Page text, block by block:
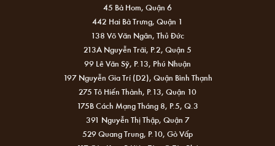
45 Bà Hom, Quận 6
442 Hai Bà Trưng, Quận 1
138 Võ Văn Ngân, Thủ Đức
213A Nguyễn Trãi, P.2, Quận 5
99 Lê Văn Sỹ, P.13, Phú Nhuận
197 Nguyễn Gia Trí (D2), Quận Bình Thạnh
275 Tô Hiến Thành, P.13, Quận 10
175B Cách Mạng Tháng 8, P.5, Q.3
391 Nguyễn Thị Thập, Quận 7
529 Quang Trung, P.10, Gò Vấp